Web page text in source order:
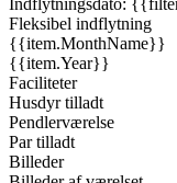
Indflytningsdato:
Fleksibel indflytning
{{item.MonthName}}
{{item.Year}}
Faciliteter
Husdyr tilladt
Pendlerværelse
Par tilladt
Billeder